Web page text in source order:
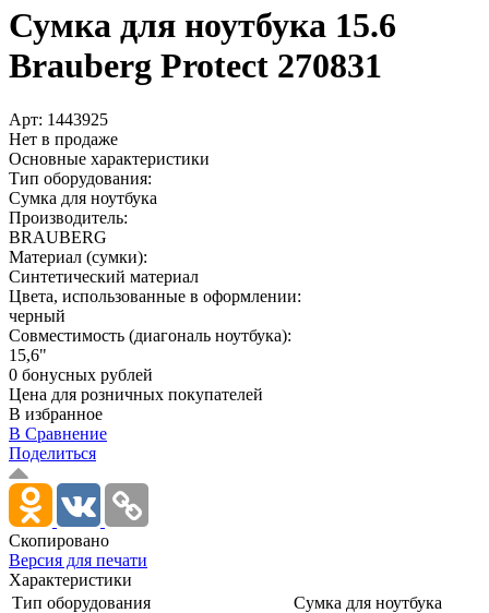
Сумка для ноутбука 15.6
Brauberg Protect 270831
Арт: 1443925
Нет в продаже
Основные характеристики
Тип оборудования:
Сумка для ноутбука
Производитель:
BRAUBERG
Материал (сумки):
Синтетический материал
Цвета, использованные в оформлении:
черный
Совместимость (диагональ ноутбука):
15,6"
0 бонусных рублей
Цена для розничных покупателей
В избранное
В Сравнение
Поделиться
Скопировано
Версия для печати
Характеристики
Тип оборудования
Сумка для ноутбука